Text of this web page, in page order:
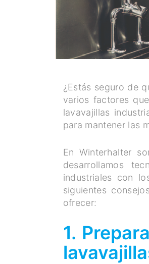
¿Estás seguro de
varios factores
lavavajillas
para mantener las
En Winterhalter
desarrollamos
industriales con
siguientes
ofrecer:
1.